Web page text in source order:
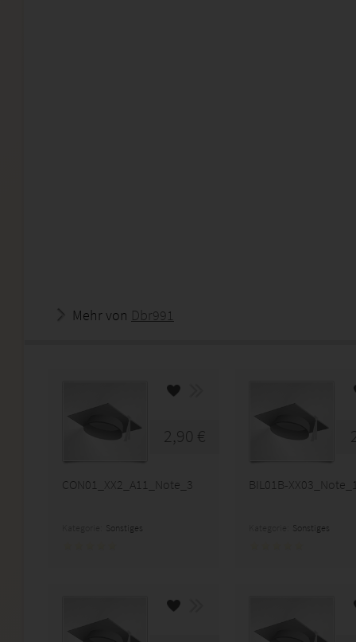
Mehr von Dbr991
2,90 €
CON01_XX2_A11_Note_3
Sonstiges
BIL01B-
Sonstiges